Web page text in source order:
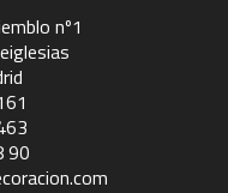
nº1
90